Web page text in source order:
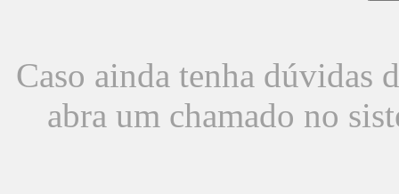
Caso ainda tenha dúvidas
abra um chamado no